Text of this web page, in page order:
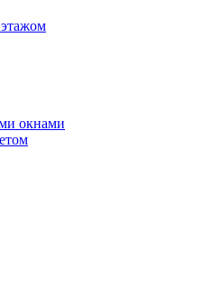
окнами